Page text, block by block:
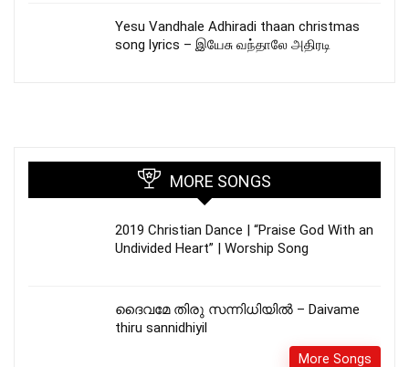
Yesu Vandhale Adhiradi thaan christmas
song lyrics – இயேசு வந்தாலே அதிரடி
MORE SONGS
2019 Christian Dance | “Praise God With an
Undivided Heart” | Worship Song
ദൈവമേ തിരു സന്നിധിയിൽ – Daivame
thiru sannidhiyil
More Songs